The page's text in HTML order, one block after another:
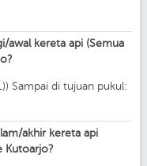
awal kereta api (Semua
Sampai di tujuan pukul:
akhir kereta api
Kutoarjo?